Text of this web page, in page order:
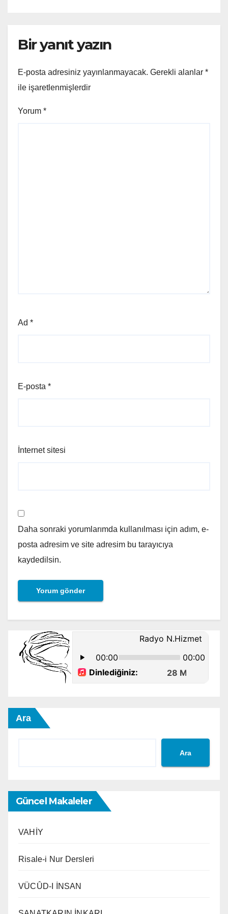
Bir yanıt yazın
E-posta adresiniz yayınlanmayacak. Gerekli alanlar *
ile işaretlenmişlerdir
Yorum *
Ad *
E-posta *
İnternet sitesi
Daha sonraki yorumlarımda kullanılması için adım, e-
posta adresim ve site adresim bu tarayıcıya
kaydedilsin.
Ara
Ara
Güncel Makaleler
VAHİY
Risale-i Nur Dersleri
VÜCÛD-I İNSAN